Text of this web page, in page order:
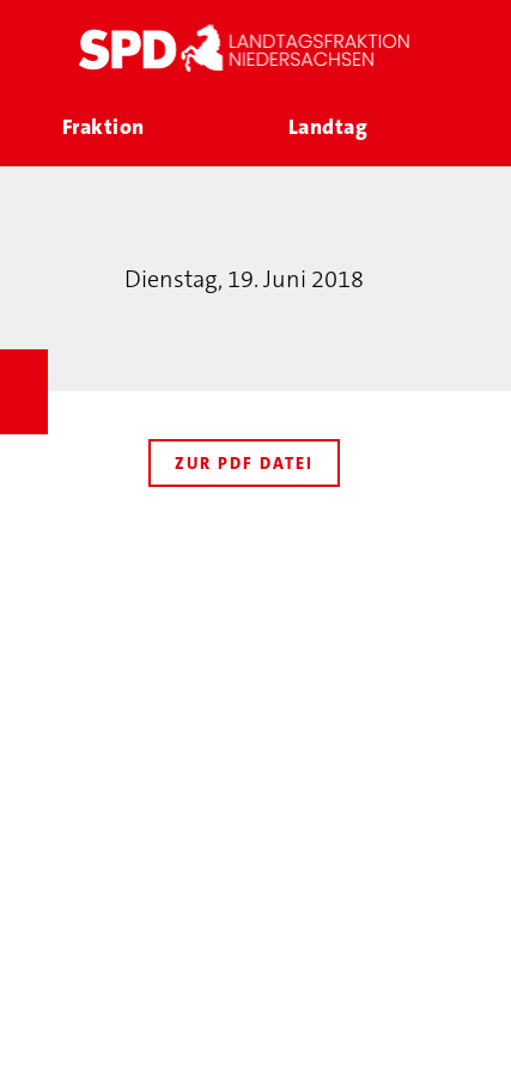
Fraktion Landtag
Dienstag, 19. Juni 2018
ZUR PDF DATEI